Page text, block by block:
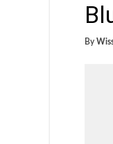
By